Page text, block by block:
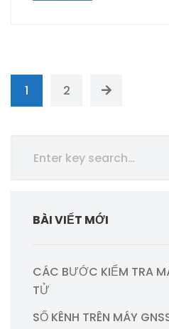
1 2
BÀI VIẾT MỚI
CÁC BƯỚC KIỂM TRA
TỬ
SỐ KÊNH TRÊN MÁY